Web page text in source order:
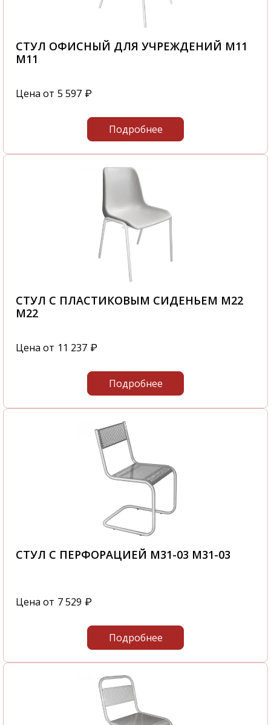
СТУЛ ОФИСНЫЙ ДЛЯ УЧРЕЖДЕНИЙ М11
М11
Цена от 5 597 ₽
Подробнее
СТУЛ С ПЛАСТИКОВЫМ СИДЕНЬЕМ М22
М22
Цена от 11 237 ₽
Подробнее
СТУЛ С ПЕРФОРАЦИЕЙ М31-03 М31-03
Цена от 7 529 ₽
Подробнее